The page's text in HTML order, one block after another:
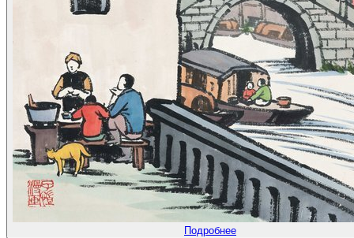
Подробнее